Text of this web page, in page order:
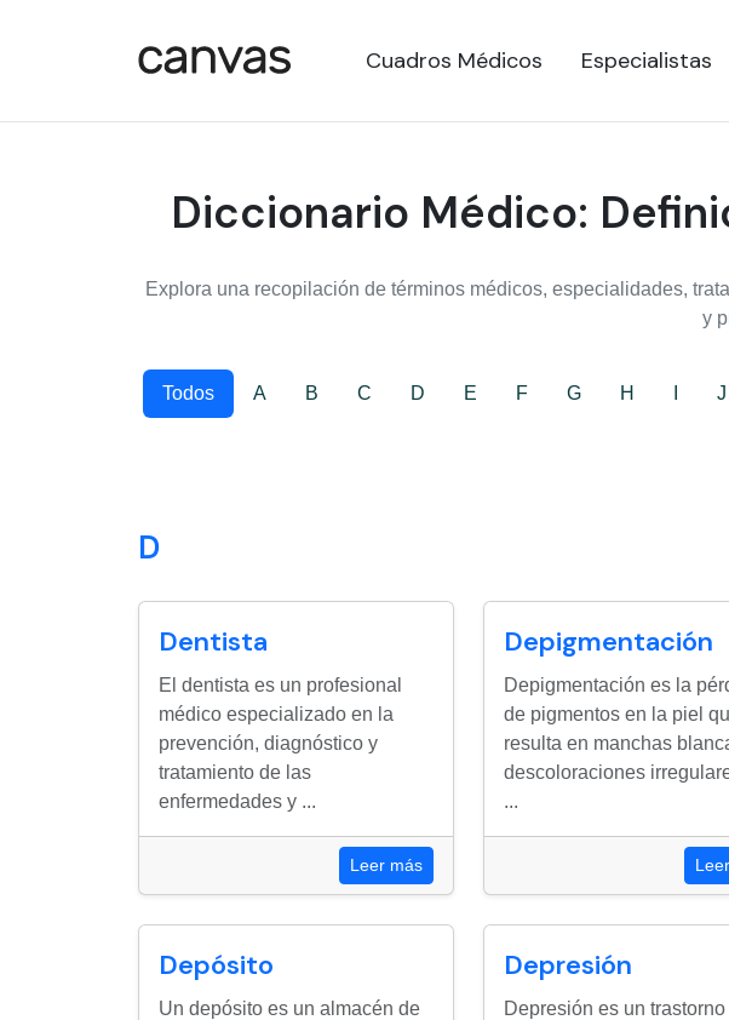
Cuadros Médicos Especialistas
Diccionario Médico:
Explora una recopilación de términos médicos, especialidades,
y
Todos A B C D E F G H J
D
Dentista
El dentista es un profesional
médico especializado en la
prevención, diagnóstico y
tratamiento de las
enfermedades y ...
Leer más
Depigmentación
Depigmentación es la
de pigmentos en la piel
resulta en manchas
descoloraciones
...
Depósito
Un depósito es un almacén de
Depresión
Depresión es un trastorno